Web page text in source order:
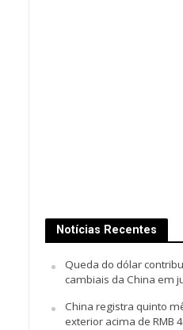
Notícias Recentes
Queda do dólar
cambiais da China em
China registra quinto
exterior acima de RMB